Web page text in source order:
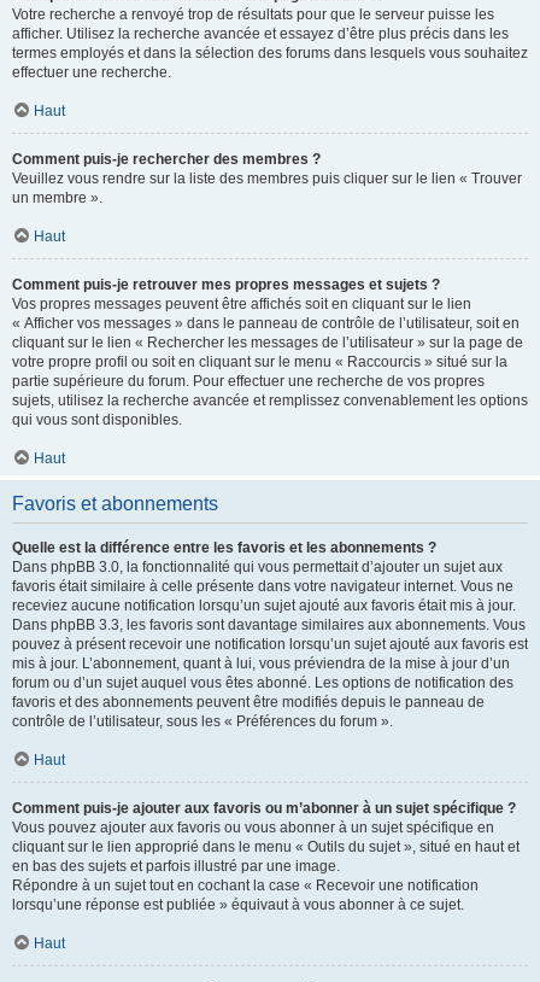
Votre recherche a renvoyé trop de résultats pour que le serveur puisse les
afficher. Utilisez la recherche avancée et essayez d’être plus précis dans les
termes employés et dans la sélection des forums dans lesquels vous souhaitez
effectuer une recherche.
Haut
Comment puis-je rechercher des membres ?
Veuillez vous rendre sur la liste des membres puis cliquer sur le lien « Trouver
un membre ».
Haut
Comment puis-je retrouver mes propres messages et sujets ?
Vos propres messages peuvent être affichés soit en cliquant sur le lien
« Afficher vos messages » dans le panneau de contrôle de l’utilisateur, soit en
cliquant sur le lien « Rechercher les messages de l’utilisateur » sur la page de
votre propre profil ou soit en cliquant sur le menu « Raccourcis » situé sur la
partie supérieure du forum. Pour effectuer une recherche de vos propres
sujets, utilisez la recherche avancée et remplissez convenablement les options
qui vous sont disponibles.
Haut
Favoris et abonnements
Quelle est la différence entre les favoris et les abonnements ?
Dans phpBB 3.0, la fonctionnalité qui vous permettait d’ajouter un sujet aux
favoris était similaire à celle présente dans votre navigateur internet. Vous ne
receviez aucune notification lorsqu’un sujet ajouté aux favoris était mis à jour.
Dans phpBB 3.3, les favoris sont davantage similaires aux abonnements. Vous
pouvez à présent recevoir une notification lorsqu’un sujet ajouté aux favoris est
mis à jour. L’abonnement, quant à lui, vous préviendra de la mise à jour d’un
forum ou d’un sujet auquel vous êtes abonné. Les options de notification des
favoris et des abonnements peuvent être modifiés depuis le panneau de
contrôle de l’utilisateur, sous les « Préférences du forum ».
Haut
Comment puis-je ajouter aux favoris ou m’abonner à un sujet spécifique ?
Vous pouvez ajouter aux favoris ou vous abonner à un sujet spécifique en
cliquant sur le lien approprié dans le menu « Outils du sujet », situé en haut et
en bas des sujets et parfois illustré par une image.
Répondre à un sujet tout en cochant la case « Recevoir une notification
lorsqu’une réponse est publiée » équivaut à vous abonner à ce sujet.
Haut